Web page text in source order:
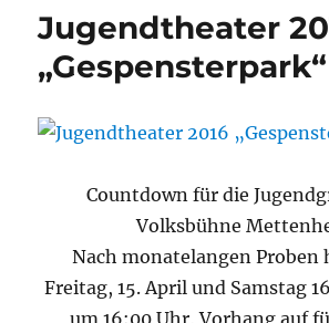
Jugendtheater
„Gespensterpark“
Countdown für die
Volksbühne
Nach monatelangen Proben
Freitag, 15. April und Samstag
um 16:00 Uhr, Vorhang auf